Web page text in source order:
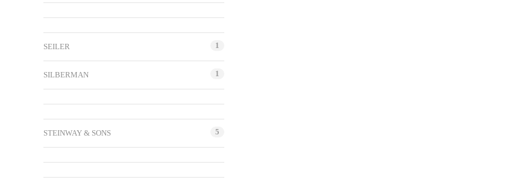
SEILER 1
SILBERMAN 1
STEINWAY & SONS 5